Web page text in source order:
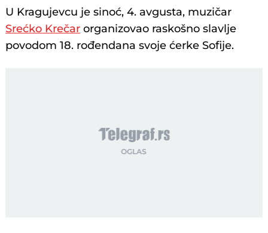
U Kragujevcu je sinoć, 4. avgusta, muzičar
Srećko Krečar organizovao raskošno slavlje
povodom 18. rođendana svoje ćerke Sofije.